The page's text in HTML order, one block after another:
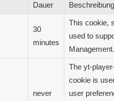
Dauer Beschreibung
30
minutes
This cookie,
used to
Management.
never
The yt-
cookie is
user